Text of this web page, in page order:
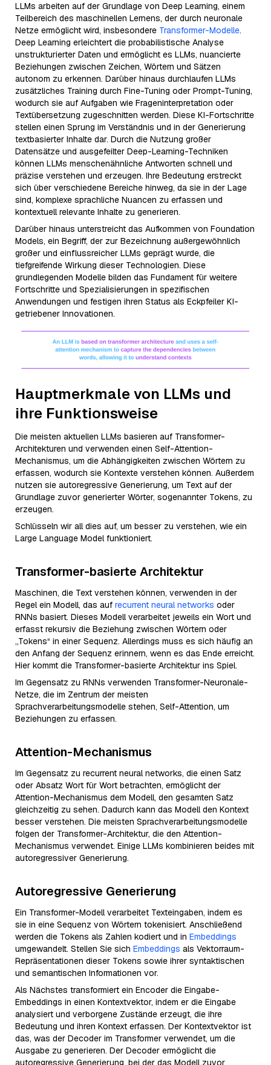
LLMs arbeiten auf der Grundlage von Deep Learning, einem
Teilbereich des maschinellen Lernens, der durch neuronale
Netze ermöglicht wird, insbesondere Transformer-Modelle.
Deep Learning erleichtert die probabilistische Analyse
unstrukturierter Daten und ermöglicht es LLMs, nuancierte
Beziehungen zwischen Zeichen, Wörtern und Sätzen
autonom zu erkennen. Darüber hinaus durchlaufen LLMs
zusätzliches Training durch Fine-Tuning oder Prompt-Tuning,
wodurch sie auf Aufgaben wie Frageninterpretation oder
Textübersetzung zugeschnitten werden. Diese KI-Fortschritte
stellen einen Sprung im Verständnis und in der Generierung
textbasierter Inhalte dar. Durch die Nutzung großer
Datensätze und ausgefeilter Deep-Learning-Techniken
können LLMs menschenähnliche Antworten schnell und
präzise verstehen und erzeugen. Ihre Bedeutung erstreckt
sich über verschiedene Bereiche hinweg, da sie in der Lage
sind, komplexe sprachliche Nuancen zu erfassen und
kontextuell relevante Inhalte zu generieren.
Darüber hinaus unterstreicht das Aufkommen von Foundation
Models, ein Begriff, der zur Bezeichnung außergewöhnlich
großer und einflussreicher LLMs geprägt wurde, die
tiefgreifende Wirkung dieser Technologien. Diese
grundlegenden Modelle bilden das Fundament für weitere
Fortschritte und Spezialisierungen in spezifischen
Anwendungen und festigen ihren Status als Eckpfeiler KI-
getriebener Innovationen.
Hauptmerkmale von LLMs und
ihre Funktionsweise
Die meisten aktuellen LLMs basieren auf Transformer-
Architekturen und verwenden einen Self-Attention-
Mechanismus, um die Abhängigkeiten zwischen Wörtern zu
erfassen, wodurch sie Kontexte verstehen können. Außerdem
nutzen sie autoregressive Generierung, um Text auf der
Grundlage zuvor generierter Wörter, sogenannter Tokens, zu
erzeugen.
Schlüsseln wir all dies auf, um besser zu verstehen, wie ein
Large Language Model funktioniert.
Transformer-basierte Architektur
Maschinen, die Text verstehen können, verwenden in der
Regel ein Modell, das auf recurrent neural networks oder
RNNs basiert. Dieses Modell verarbeitet jeweils ein Wort und
erfasst rekursiv die Beziehung zwischen Wörtern oder
„Tokens“ in einer Sequenz. Allerdings muss es sich häufig an
den Anfang der Sequenz erinnern, wenn es das Ende erreicht.
Hier kommt die Transformer-basierte Architektur ins Spiel.
Im Gegensatz zu RNNs verwenden Transformer-Neuronale-
Netze, die im Zentrum der meisten
Sprachverarbeitungsmodelle stehen, Self-Attention, um
Beziehungen zu erfassen.
Attention-Mechanismus
Im Gegensatz zu recurrent neural networks, die einen Satz
oder Absatz Wort für Wort betrachten, ermöglicht der
Attention-Mechanismus dem Modell, den gesamten Satz
gleichzeitig zu sehen. Dadurch kann das Modell den Kontext
besser verstehen. Die meisten Sprachverarbeitungsmodelle
folgen der Transformer-Architektur, die den Attention-
Mechanismus verwendet. Einige LLMs kombinieren beides mit
autoregressiver Generierung.
Autoregressive Generierung
Ein Transformer-Modell verarbeitet Texteingaben, indem es
sie in eine Sequenz von Wörtern tokenisiert. Anschließend
werden die Tokens als Zahlen kodiert und in Embeddings
umgewandelt. Stellen Sie sich Embeddings als Vektorraum-
Repräsentationen dieser Tokens sowie ihrer syntaktischen
und semantischen Informationen vor.
Als Nächstes transformiert ein Encoder die Eingabe-
Embeddings in einen Kontextvektor, indem er die Eingabe
analysiert und verborgene Zustände erzeugt, die ihre
Bedeutung und ihren Kontext erfassen. Der Kontextvektor ist
das, was der Decoder im Transformer verwendet, um die
Ausgabe zu generieren. Der Decoder ermöglicht die
autoregressive Generierung, bei der das Modell zuvor